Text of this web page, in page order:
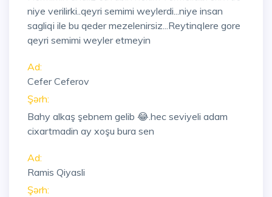
niye verilirki..qeyri semimi weylerdi...niye insan
sagliqi ile bu qeder mezelenirsiz...Reytinqlere gore
qeyri semimi weyler etmeyin
Ad:
Cefer Ceferov
Şərh:
Bahy alkaş şebnem gelib 😂.hec seviyeli adam
cixartmadin ay xoşu bura sen
Ad:
Ramis Qiyasli
Şərh: